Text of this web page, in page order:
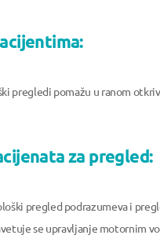
pregledi pomažu u ranom
za pregled:
pregled podrazumeva i
se upravljanje motornim